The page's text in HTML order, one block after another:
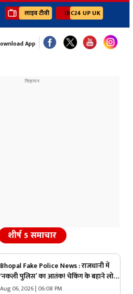
×
Youtube Channels
Ibc24 Jankarwan
लाइव टीवी IBC24 UP UK
App
शीर्ष 5 समाचार
Bhopal Fake Police News : राजधानी में
‘नकली पुलिस’ का आतंक! चेकिंग के बहाने लोगों
को बना रहे थे शिकार, खुल गया बड़ा खेल
Aug 06, 2026 | 06:08 PM